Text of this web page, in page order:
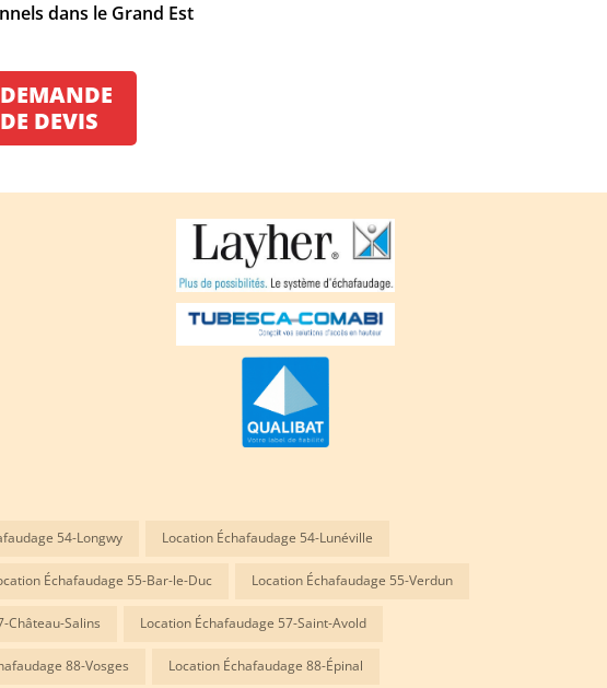
dans le Grand Est
DEMANDE
DE DEVIS
54-Longwy Location Échafaudage 54-Lunéville
Échafaudage 55-Bar-le-Duc Location Échafaudage 55-Verdun
Château-Salins Location Échafaudage 57-Saint-Avold
88-Vosges Location Échafaudage 88-Épinal